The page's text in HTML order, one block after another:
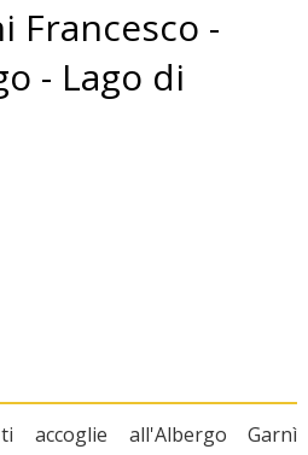
Francesco -
- Lago di
accoglie all'Albergo Garnì